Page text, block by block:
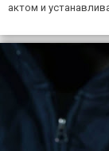
актом и